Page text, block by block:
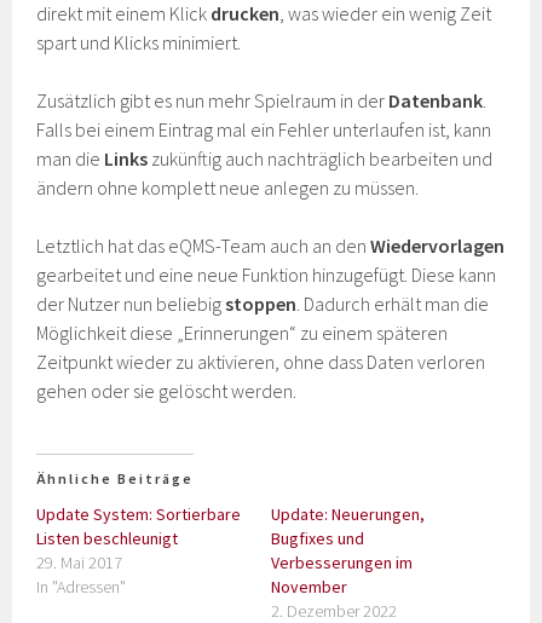
direkt mit einem Klick drucken, was wieder ein wenig Zeit
spart und Klicks minimiert.
Zusätzlich gibt es nun mehr Spielraum in der Datenbank.
Falls bei einem Eintrag mal ein Fehler unterlaufen ist, kann
man die Links zukünftig auch nachträglich bearbeiten und
ändern ohne komplett neue anlegen zu müssen.
Letztlich hat das eQMS-Team auch an denWiedervorlagen
gearbeitet und eine neue Funktion hinzugefügt. Diese kann
der Nutzer nun beliebigstoppen. Dadurch erhält man die
Möglichkeit diese „Erinnerungen“ zu einem späteren
Zeitpunkt wieder zu aktivieren, ohne dass Daten verloren
gehen oder sie gelöscht werden.
Ähnliche Beiträge
Update System: Sortierbare
Listen beschleunigt
29. Mai 2017
In "Adressen"
Update: Neuerungen,
Bugfixes und
Verbesserungen im
November
2. Dezember 2022